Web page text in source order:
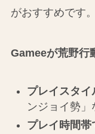
がおすすめです。
Gameeが荒野行
プレイスタイ
ンジョイ勢
プレイ時間帯